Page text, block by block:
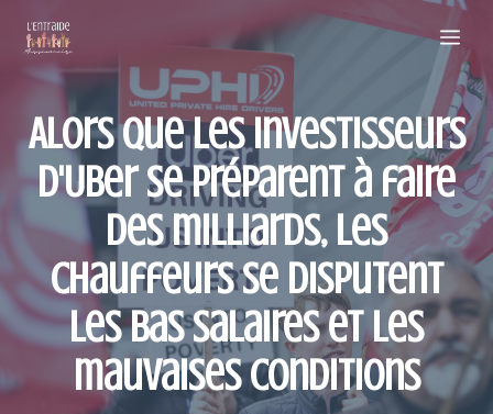
contenu
Alors que les investisseurs
d'Uber se préparent à faire
des milliards, les
chauffeurs se disputent
les bas salaires et les
mauvaises conditions